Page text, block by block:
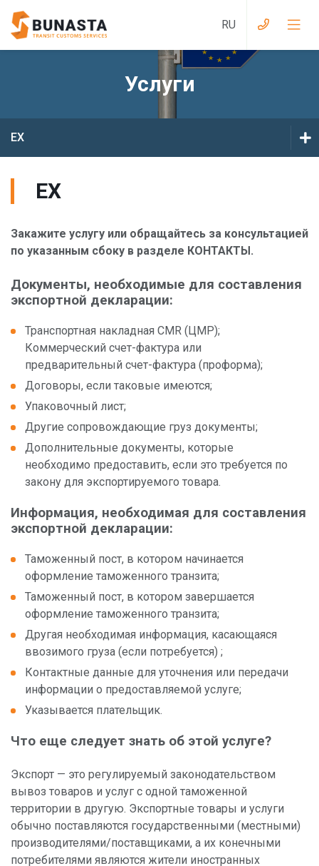
Услуги при въезде в Великобританию
Услуги при въезде Украину
Услуги из Украины в ЕС
Складские услуги
Автостоянки для грузовых автомобилей
Другие услуги
О компании
Администрация
Новым клиентам
По услуге
Пункты обслуживания
По стране
Услуги
EX
CHED A/D/P/PP
IM
EX
Закажите услугу или обращайтесь за консультацией
по указанным сбоку в разделе КОНТАКТЫ.
Документы, необходимые для составления
экспортной декларации:
Транспортная накладная CMR (ЦМР);
Коммерческий счет-фактура или
предварительный счет-фактура (проформа);
Договоры, если таковые имеются;
Упаковочный лист;
Другие сопровождающие груз документы;
Дополнительные документы, которые
необходимо предоставить, если это требуется по
закону для экспортируемого товара.
Информация, необходимая для составления
экспортной декларации:
Таможенный пост, в котором начинается
оформление таможенного транзита;
Таможенный пост, в котором завершается
оформление таможенного транзита;
Другая необходимая информация, касающаяся
ввозимого груза (если потребуется) ;
Контактные данные для уточнения или передачи
информации о предоставляемой услуге;
Указывается плательщик.
Что еще следует знать об этой услуге?
Экспорт — это регулируемый законодательством
вывоз товаров и услуг с одной таможенной
территории в другую. Экспортные товары и услуги
обычно поставляются государственными (местными)
производителями/поставщиками, а их конечными
потребителями являются жители иностранных